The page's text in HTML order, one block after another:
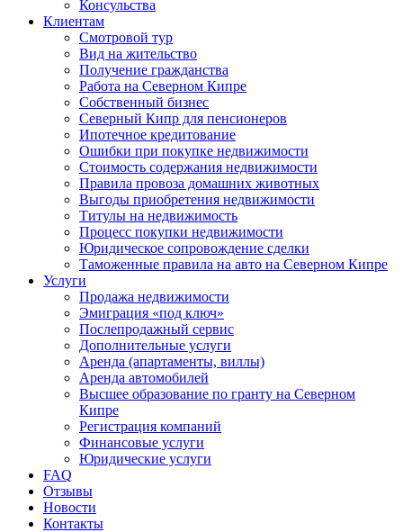
Консульства
Клиентам
Смотровой тур
Вид на жительство
Получение гражданства
Работа на Северном Кипре
Собственный бизнес
Северный Кипр для пенсионеров
Ипотечное кредитование
Ошибки при покупке недвижимости
Стоимость содержания недвижимости
Правила провоза домашних животных
Выгоды приобретения недвижимости
Титулы на недвижимость
Процесс покупки недвижимости
Юридическое сопровождение сделки
Таможенные правила на авто на Северном Кипре
Услуги
Продажа недвижимости
Эмиграция «под ключ»
Послепродажный сервис
Дополнительные услуги
Аренда (апартаменты, виллы)
Аренда автомобилей
Высшее образование по гранту на Северном
Кипре
Регистрация компаний
Финансовые услуги
Юридические услуги
FAQ
Отзывы
Новости
Контакты